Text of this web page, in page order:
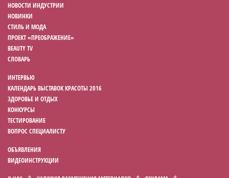
НОВОСТИ ИНДУСТРИИ
НОВИНКИ
СТИЛЬ И МОДА
ПРОЕКТ «ПРЕОБРАЖЕНИЕ»
BEAUTY TV
СЛОВАРЬ
ИНТЕРВЬЮ
КАЛЕНДАРЬ ВЫСТАВОК КРАСОТЫ 2016
ЗДОРОВЬЕ И ОТДЫХ
КОНКУРСЫ
ТЕСТИРОВАНИЕ
ВОПРОС СПЕЦИАЛИСТУ
ОБЪЯВЛЕНИЯ
ВИДЕОИНСТРУКЦИИ